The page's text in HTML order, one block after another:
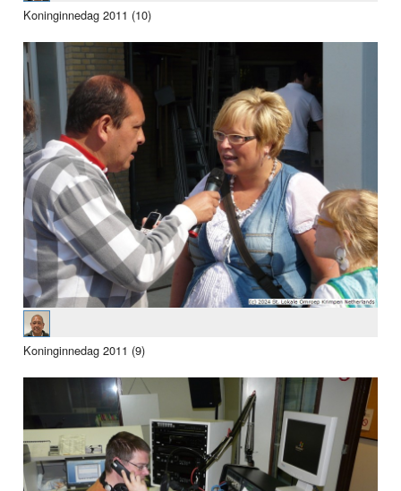
Koninginnedag 2011 (10)
Koninginnedag 2011 (9)